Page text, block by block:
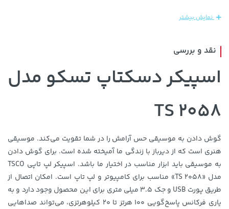
250,000
141,000 تومان
165,900
خرید 169,900 تومان خرید
نمایش بیشتر
نقد و بررسی
اسپیکر دسکتاپ تسکو مدل
TS 2058
گوش دادن به موسیقی حس آرامش را در شما تقویت می‌کند. موسیقی
هنری است که از دیرباز با زندگی ما آمیخته شده است. برای گوش دادن
به موسیقی باید ابزار مناسب در اختیار ما باشد. اسپیکر لپ تاپی TSCO
مدل «TS 2058» مناسب برای کامپیوتر و لپ تاپ است. امکان اتصال از
طریق پورت USB و جک 3.5 میلی متری برای این محصول وجود دارد و به
یاری فرکانس پاسخ‌گویی 100 هرتز تا 20 کیلوهرتزی، می‌تواند صداهایی